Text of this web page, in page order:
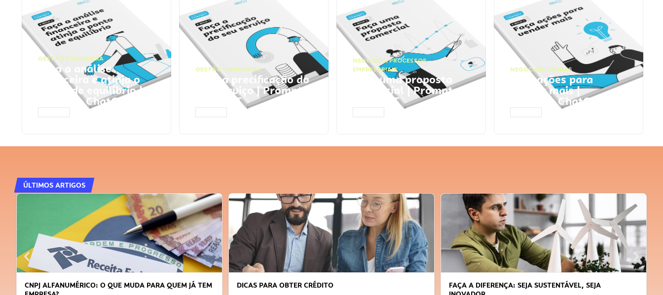
GESTÃO FINANCEIRA
Faça a análise
financeira e atinja o
ponto de equilíbrio |
Prompts ChatGPT
GESTÃO FINANCEIRA
Faça a precificação do
seu serviço | Prompts
ChatGPT
NEGÓCIOS,PROCESSOS
EMPRESARIAIS
Faça uma proposta
comercial | Prompts
ChatGPT
NEGÓCIOS, VENDAS
Faça ações para
vender mais |
Prompts ChatGPT
ÚLTIMOS ARTIGOS
DICAS PARA OBTER CRÉDITO
FAÇA A DIFERENÇA: SEJA SUSTENTÁVEL, SEJA
APRENDA A GERENCIAR O SEU TEMPO